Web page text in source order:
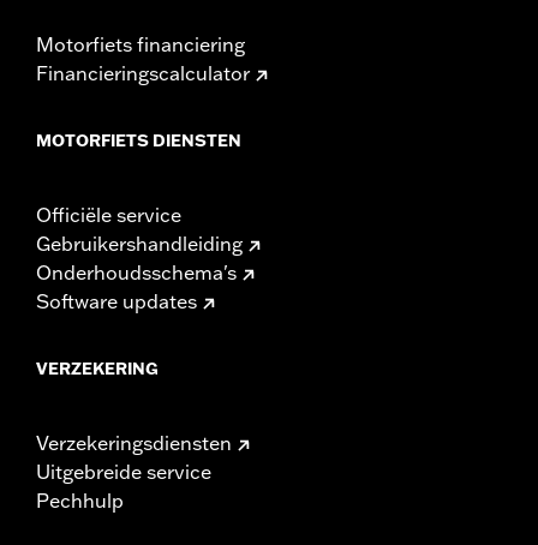
Motorfiets financiering
Financieringscalculator
MOTORFIETS DIENSTEN
Officiële service
Gebruikershandleiding
Onderhoudsschema's
Software updates
VERZEKERING
Verzekeringsdiensten
Uitgebreide service
Pechhulp